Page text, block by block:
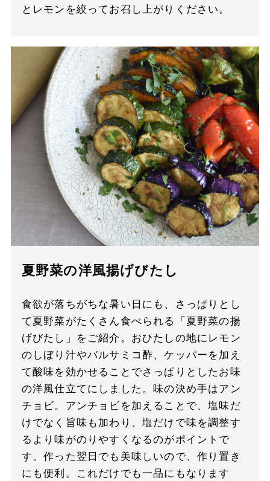
とレモンを絞ってお召し上がりください。
夏野菜の洋風揚げびたし
食欲が落ちがちな暑い日にも、さっぱりとし
て夏野菜がたくさん食べられる「夏野菜の揚
げびたし」をご紹介。おひたしの地にレモン
のしぼり汁やバルサミコ酢、ケッパーを加え
て酸味を効かせることでさっぱりとしたお味
の洋風仕立てにしました。味の決め手はアン
チョビ。アンチョビを加えることで、塩味だ
けでなく旨味も加わり、塩だけで味を調整す
るより味がのりやすくなるのがポイントで
す。作った翌日でも美味しいので、作り置き
にも便利。これだけでも一品にもなります